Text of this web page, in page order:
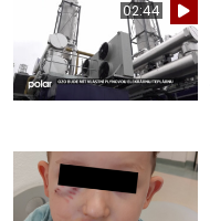
02:44